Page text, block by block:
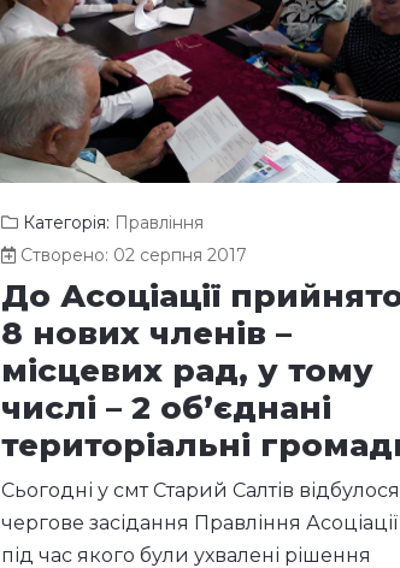
Категорія: Правління
Створено: 02 серпня 2017
До Асоціації
8 нових членів –
місцевих рад, у тому
числі – 2 об’єднані
територіальні
Сьогодні у смт Старий Салтів відбулося
чергове засідання Правління Асоціації
під час якого були ухвалені рішення